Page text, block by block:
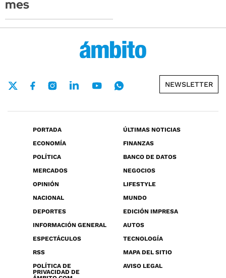
mes
NEWSLETTER
PORTADA
ÚLTIMAS NOTICIAS
ECONOMÍA
FINANZAS
POLÍTICA
BANCO DE DATOS
MERCADOS
NEGOCIOS
OPINIÓN
LIFESTYLE
NACIONAL
MUNDO
DEPORTES
EDICIÓN IMPRESA
INFORMACIÓN GENERAL
AUTOS
ESPECTÁCULOS
TECNOLOGÍA
RSS
MAPA DEL SITIO
POLÍTICA DE
PRIVACIDAD DE
AVISO LEGAL